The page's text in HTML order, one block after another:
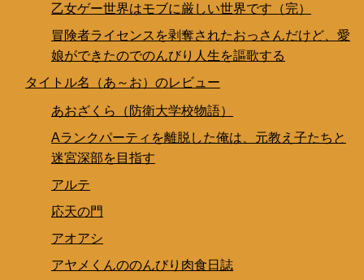
乙女ゲー世界はモブに厳しい世界です（完）
冒険者ライセンスを剥奪されたおっさんだけど、愛
娘ができたのでのんびり人生を謳歌する
タイトル名（あ～お）のレビュー
あおざくら（防衛大学校物語）
Aランクパーティを離脱した俺は、元教え子たちと
迷宮深部を目指す
アルテ
応天の門
アオアシ
アヤメくんののんびり肉食日誌